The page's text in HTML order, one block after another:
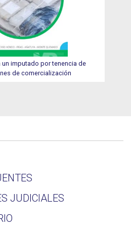
un imputado por tenencia de
de comercialización
JUDICIALES